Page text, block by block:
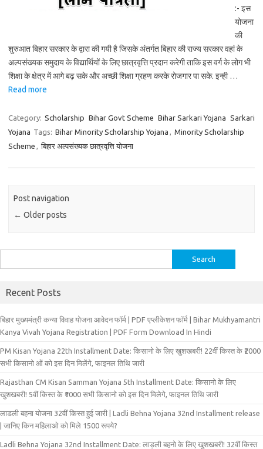
:- इस
योजना
की
शुरुआत बिहार सरकार के द्वारा की गयी है जिसके अंतर्गत बिहार की राज्य सरकार वहां के
अल्पसंख्यक समुदाय के विद्यार्थियों के लिए छात्रवृत्ति प्रदान करेगी ताकि इस वर्ग के लोग भी
शिक्षा के क्षेत्र में आगे बढ़ सके और अच्छी शिक्षा ग्रहण करके रोजगार पा सके. इन्ही …
Read more
Category: Scholarship Bihar Govt Scheme Bihar Sarkari Yojana Sarkari
Yojana Tags: Bihar Minority Scholarship Yojana , Minority Scholarship
Scheme , बिहार अल्पसंख्यक छात्रवृत्ति योजना
Post navigation
← Older posts
for:
Recent Posts
बिहार मुख्‍यमंत्री कन्‍या विवा‍ह योजना आवेदन फॉर्म | PDF एप्लीकेशन फॉर्म | Bihar Mukhyamantri
Kanya Vivah Yojana Registration | PDF Form Download In Hindi
PM Kisan Yojana 22th Installment Date: किसानो के लिए खुशखबरी! 22वीं किस्त के ₹2000
सभी किसानो ओं को इस दिन मिलेंगे, फाइनल तिथि जारी
Rajasthan CM Kisan Samman Yojana 5th Installment Date: किसानो के लिए
खुशखबरी! 5वीं किस्त के ₹1000 सभी किसानो को इस दिन मिलेगे, फाइनल तिथि जारी
लाडली बहना योजना 32वीं किस्त हुई जारी | Ladli Behna Yojana 32nd Installment release
| जानिए किन महिलाओ को मिले 1500 रूपये?
Ladli Behna Yojana 32nd Installment Date: लाड़ली बहनो के लिए खुशखबरी! 32वीं किस्त